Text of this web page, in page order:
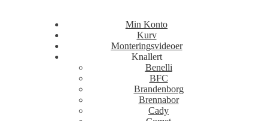
Min Konto
Kurv
Monteringsvideoer
Knallert
Benelli
BFC
Brandenborg
Brennabor
Cady